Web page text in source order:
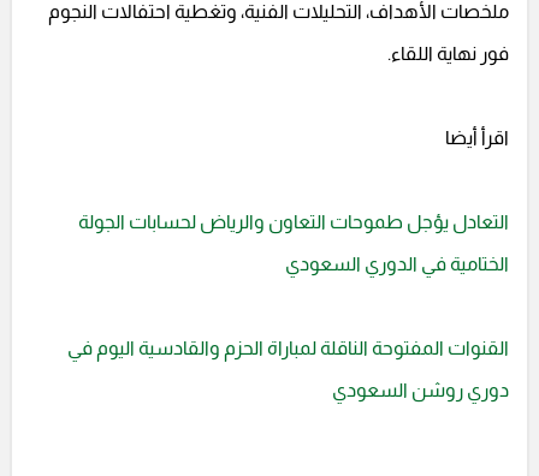
ملخصات الأهداف، التحليلات الفنية، وتغطية احتفالات النجوم
فور نهاية اللقاء.
اقرأ أيضا
التعادل يؤجل طموحات التعاون والرياض لحسابات الجولة
الختامية في الدوري السعودي
القنوات المفتوحة الناقلة لمباراة الحزم والقادسية اليوم في
دوري روشن السعودي